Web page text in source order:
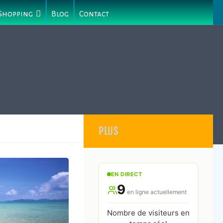
Blog Contact
PLUS
EN DIRECT
9 en ligne actuellement
Nombre de visiteurs en